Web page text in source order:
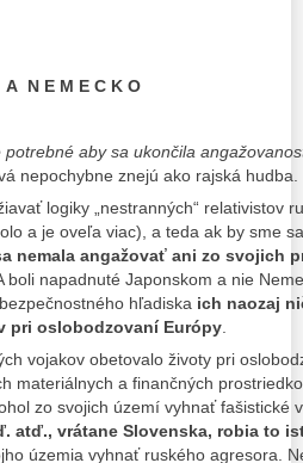
A N E M E C K O
potrebné aby sa ukončila
nepochybne znejú ako rajská hudba.
logiky „nestranných“ relativistov
a je oveľa viac), a teda ak by sme
nemala angažovať ani zo svojich
boli napadnuté Japonskom a nie
hľadiska ich naozaj
pri oslobodzovaní Európy
vojakov obetovalo životy pri
materiálnych a finančných
zo svojich území vyhnať fašistické
atď., vrátane Slovenska, robia to
územia vyhnať ruského agresora.